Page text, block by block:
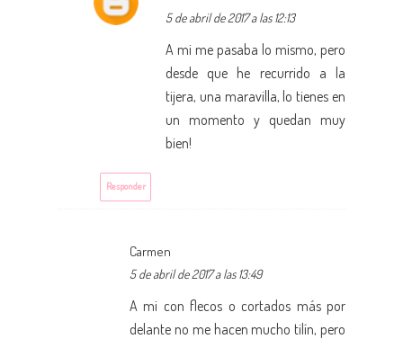
5 de abril de 2017 a las 12:13
A mi me pasaba lo mismo, pero
desde que he recurrido a la
tijera, una maravilla, lo tienes en
un momento y quedan muy
bien!
Responder
Carmen
5 de abril de 2017 a las 13:49
A mi con flecos o cortados más por
delante no me hacen mucho tilín, pero